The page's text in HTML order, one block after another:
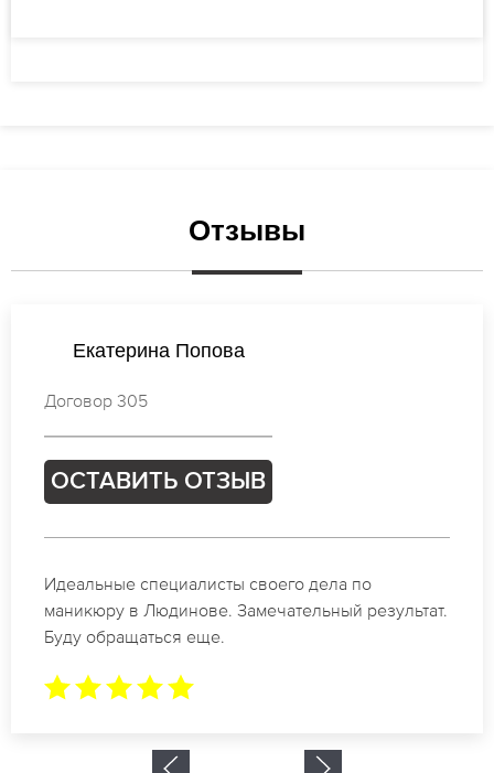
Отзывы
Татьяна Михайлова
Договор 655
ОСТАВИТЬ ОТЗЫВ
Спасибо огромное. Заказывала маникюр на день
рождение в Людинове. За 1.5 часа все было
готово.